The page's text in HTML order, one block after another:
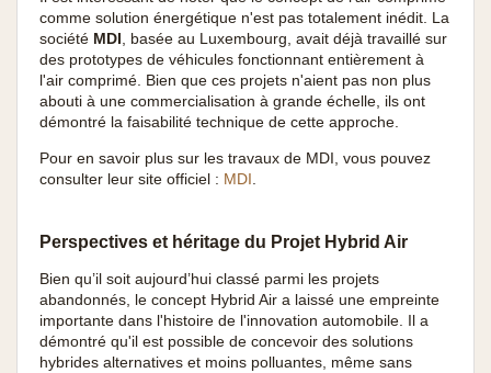
comme solution énergétique n'est pas totalement inédit. La
société MDI, basée au Luxembourg, avait déjà travaillé sur
des prototypes de véhicules fonctionnant entièrement à
l'air comprimé. Bien que ces projets n'aient pas non plus
abouti à une commercialisation à grande échelle, ils ont
démontré la faisabilité technique de cette approche.
Pour en savoir plus sur les travaux de MDI, vous pouvez
consulter leur site officiel : MDI.
Perspectives et héritage du Projet Hybrid Air
Bien qu’il soit aujourd’hui classé parmi les projets
abandonnés, le concept Hybrid Air a laissé une empreinte
importante dans l'histoire de l'innovation automobile. Il a
démontré qu'il est possible de concevoir des solutions
hybrides alternatives et moins polluantes, même sans